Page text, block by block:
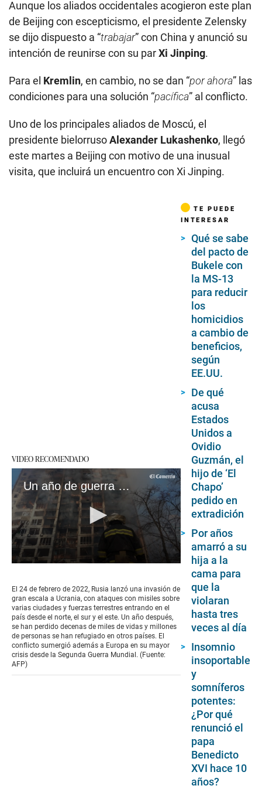
Aunque los aliados occidentales acogieron este plan
de Beijing con escepticismo, el presidente Zelensky
se dijo dispuesto a “trabajar” con China y anunció su
intención de reunirse con su parXi Jinping.
Para el Kremlin, en cambio, no se dan “por ahora” las
condiciones para una solución “pacífica” al conflicto.
Uno de los principales aliados de Moscú, el
presidente bielorrusoAlexander Lukashenko, llegó
este martes a Beijing con motivo de una inusual
visita, que incluirá un encuentro con Xi Jinping.
VIDEO RECOMENDADO
Un año de guerra en Ucrania: una mirada retrospectiva a la invasión rusa
of
14
minutes,
28
seconds
El 24 de febrero de 2022, Rusia lanzó una invasión de
gran escala a Ucrania, con ataques con misiles sobre
varias ciudades y fuerzas terrestres entrando en el
país desde el norte, el sur y el este. Un año después,
se han perdido decenas de miles de vidas y millones
de personas se han refugiado en otros países. El
conflicto sumergió además a Europa en su mayor
crisis desde la Segunda Guerra Mundial. (Fuente:
AFP)
TE PUEDE
INTERESAR
Qué se sabe
del pacto de
Bukele con
la MS-13
para reducir
los
homicidios
a cambio de
beneficios,
según
EE.UU.
De qué
acusa
Estados
Unidos a
Ovidio
Guzmán, el
hijo de ‘El
Chapo’
pedido en
extradición
Por años
amarró a su
hija a la
cama para
que la
violaran
hasta tres
veces al día
Insomnio
insoportable
y
somníferos
potentes:
¿Por qué
renunció el
papa
Benedicto
XVI hace 10
años?